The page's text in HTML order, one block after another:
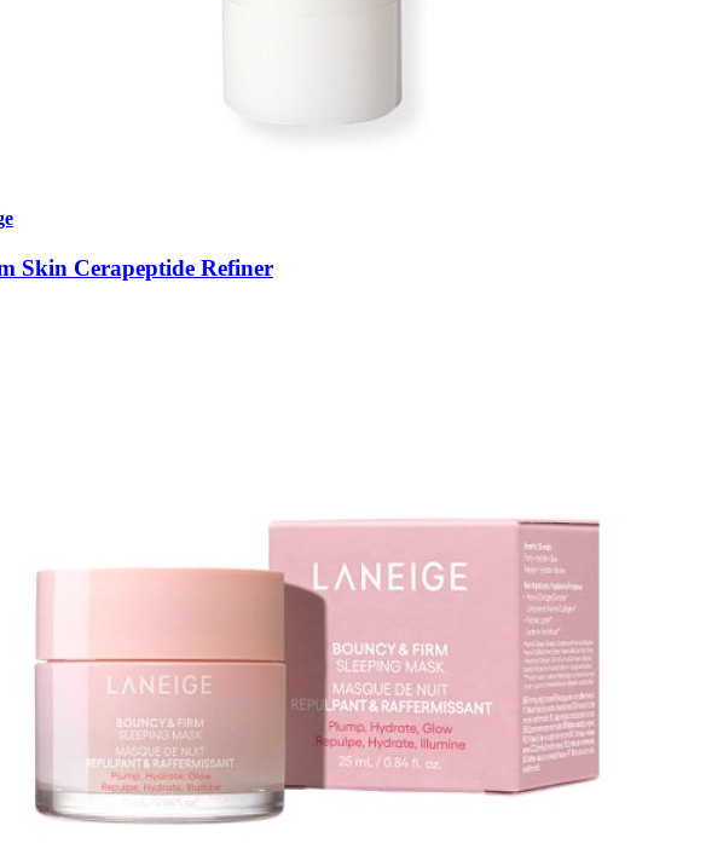
Skin Cerapeptide Refiner